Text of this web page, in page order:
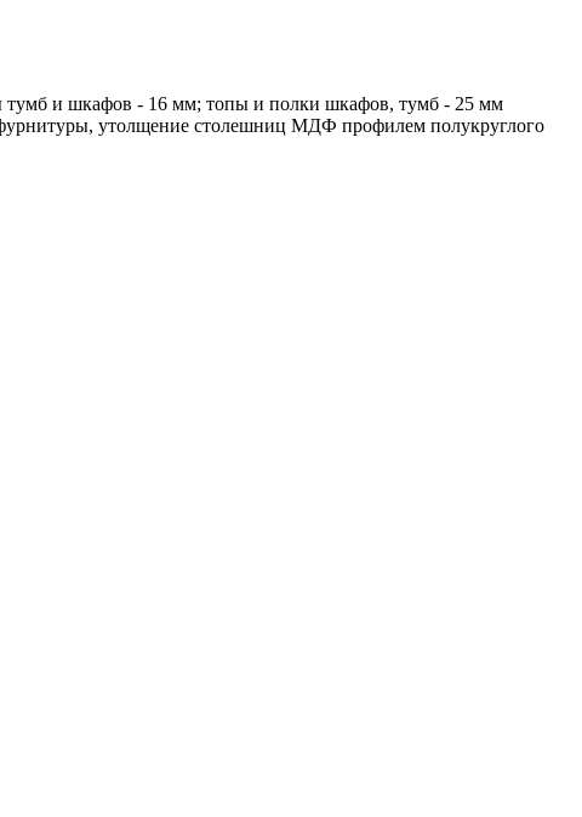
и шкафов - 16 мм; топы и полки шкафов, тумб - 25 мм
утолщение столешниц МДФ профилем полукруглого